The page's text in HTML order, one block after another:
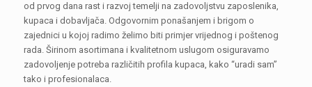
od prvog dana rast i razvoj temelji na zadovoljstvu zaposlenika,
kupaca i dobavljača. Odgovornim ponašanjem i brigom o
zajednici u kojoj radimo želimo biti primjer vrijednog i poštenog
rada. Širinom asortimana i kvalitetnom uslugom osiguravamo
zadovoljenje potreba različitih profila kupaca, kako “uradi sam”
tako i profesionalaca.